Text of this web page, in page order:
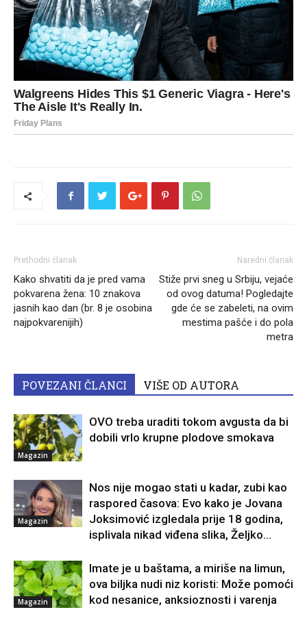
Prethodni članak
Kako shvatiti da je pred vama
pokvarena žena: 10 znakova
jasnih kao dan (br. 8 je osobina
najpokvarenijih)
Naredni članak
Stiže prvi sneg u Srbiju, vejaće
od ovog datuma! Pogledajte
gde će se zabeleti, na ovim
mestima pašće i do pola
metra
POVEZANI ČLANCI VIŠE OD AUTORA
Magazin
OVO treba uraditi tokom avgusta da bi
dobili vrlo krupne plodove smokava
Magazin
Nos nije mogao stati u kadar, zubi kao
raspored časova: Evo kako je Jovana
Joksimović izgledala prije 18 godina,
isplivala nikad viđena slika, Željko...
Magazin
Imate je u baštama, a miriše na limun,
ova biljka nudi niz koristi: Može pomoći
kod nesanice, anksioznosti i varenja